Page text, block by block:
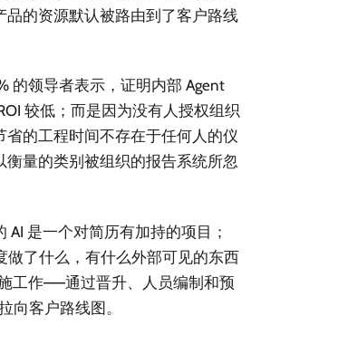
的资源默认被路由到了客户路线
的领导者表示，证明内部 Agent
较低；而是因为没有人授权组织
的工程时间不存在于任何人的仪
量的类别被组织的报告系统所忽
是一个对简历有加持的项目；
做了什么，有什么外部可见的东西
工作——通过晋升、人员编制和预
向客户路线图。